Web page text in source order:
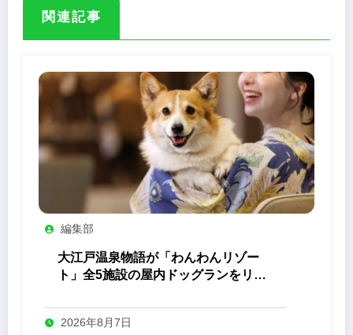
関連記事
編集部
大江戸温泉物語が「わんわんリゾー
ト」全5施設の屋内ドッグランをリニ
2026年8月7日